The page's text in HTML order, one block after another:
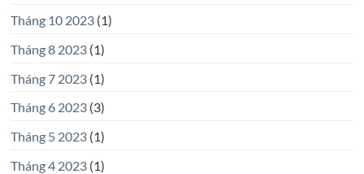
Tháng 10 2023(1)
Tháng 8 2023(1)
Tháng 7 2023(1)
Tháng 6 2023(3)
Tháng 5 2023(1)
Tháng 4 2023(1)